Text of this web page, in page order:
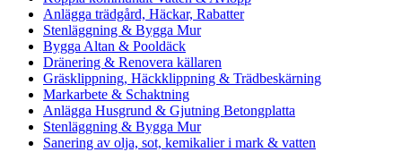
Anlägga trädgård, Häckar, Rabatter
Stenläggning & Bygga Mur
Bygga Altan & Pooldäck
Dränering & Renovera källaren
Gräsklippning, Häckklippning & Trädbeskärning
Markarbete & Schaktning
Anlägga Husgrund & Gjutning Betongplatta
Stenläggning & Bygga Mur
Sanering av olja, sot, kemikalier i mark & vatten